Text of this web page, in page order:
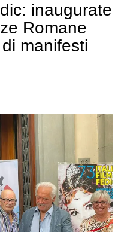
inaugurate
Romane
manifesti